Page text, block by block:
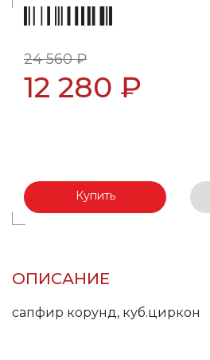
24 560 ₽
12 280 ₽
Купить
ОПИСАНИЕ
сапфир корунд, куб.циркон